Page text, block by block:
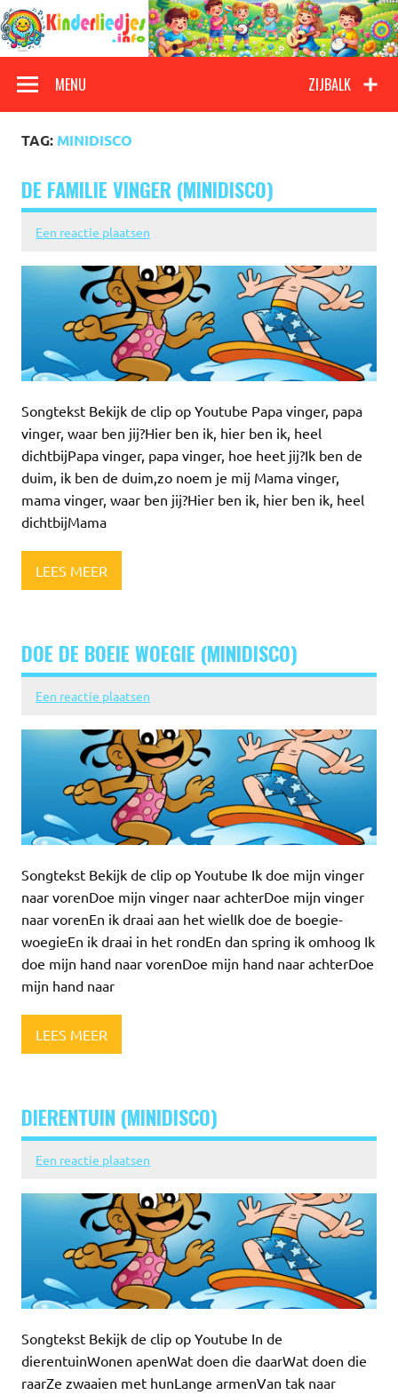
Doorgaan
naar
inhoud
Kinderliedjes
ZIJBALK
MENU
TAG: MINIDISCO
DE FAMILIE VINGER (MINIDISCO)
Een reactie plaatsen
Songtekst Bekijk de clip op Youtube Papa vinger, papa
vinger, waar ben jij?Hier ben ik, hier ben ik, heel
dichtbijPapa vinger, papa vinger, hoe heet jij?Ik ben de
duim, ik ben de duim,zo noem je mij Mama vinger,
mama vinger, waar ben jij?Hier ben ik, hier ben ik, heel
dichtbijMama
LEES MEER
DOE DE BOEIE WOEGIE (MINIDISCO)
Een reactie plaatsen
Songtekst Bekijk de clip op Youtube Ik doe mijn vinger
naar vorenDoe mijn vinger naar achterDoe mijn vinger
naar vorenEn ik draai aan het wielIk doe de boegie-
woegieEn ik draai in het rondEn dan spring ik omhoog Ik
doe mijn hand naar vorenDoe mijn hand naar achterDoe
mijn hand naar
LEES MEER
DIERENTUIN (MINIDISCO)
Een reactie plaatsen
Songtekst Bekijk de clip op Youtube In de
dierentuinWonen apenWat doen die daarWat doen die
raarZe zwaaien met hunLange armenVan tak naar